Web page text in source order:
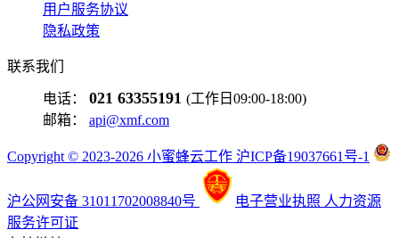
用户服务协议
隐私政策
联系我们
电话： 021 63355191 (工作日09:00-18:00)
邮箱： api@xmf.com
Copyright © 2023-2026 小蜜蜂云工作 沪ICP备19037661号-1
沪公网安备 31011702008840号 电子营业执照 人力资源
服务许可证